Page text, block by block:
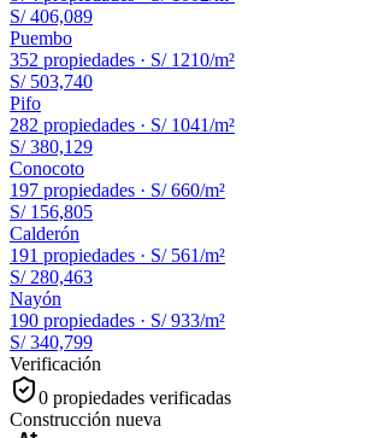
S/ 406,089
Puembo
352 propiedades · S/ 1210/m²
S/ 503,740
Pifo
282 propiedades · S/ 1041/m²
S/ 380,129
Conocoto
197 propiedades · S/ 660/m²
S/ 156,805
Calderón
191 propiedades · S/ 561/m²
S/ 280,463
Nayón
190 propiedades · S/ 933/m²
S/ 340,799
Verificación
0 propiedades verificadas
Construcción nueva